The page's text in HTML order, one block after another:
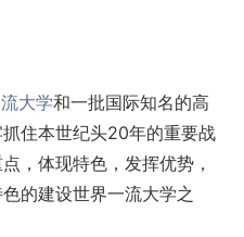
大学和一批国际知名的高
住本世纪头20年的重要战
，体现特色，发挥优势，
的建设世界一流大学之